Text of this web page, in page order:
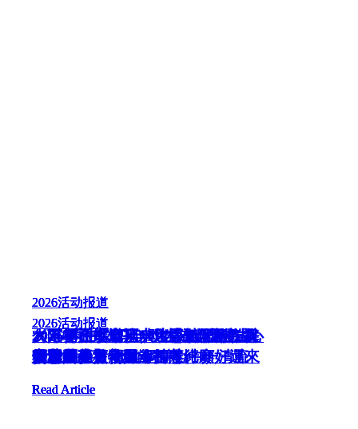
2026活动报道
一月一菩提 · 观自在禅
Read Article
2026活动报道
🍅農曆五月十五🍅
Read Article
2026活动报道
2026年卫塞节庆典 ~【资讯互联．
智慧共生】
Read Article
2026活动报道
繁华红尘万物燃 坚守心中一清流
Read Article
2026活动报道
《万物在燃烧》MV发布会暨主题
座谈会
Read Article
2026活动报道
大年初一，廟裡一片喜氣洋洋，舞
獅騰躍，人潮如海
Read Article
2026活动报道
2026 丙午🐴 马年明吉法师 新春祝
贺语
Read Article
2026活动报道
安穩馬步積善財，智慧行願好運來
Read Article
2026活动报道
勿陷算命改运风水迷思 实践佛法心
安才能稳
Read Article
2025活动报道
观音世界文化展～挥春比赛
Read Article